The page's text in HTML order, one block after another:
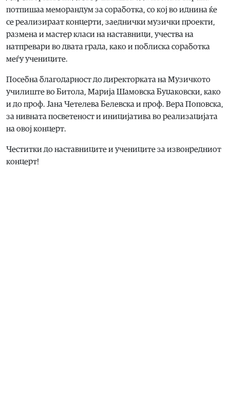
потпишаа меморандум за соработка, со кој во иднина ќе
се реализираат концерти, заеднички музички проекти,
размена и мастер класи на наставници, учества на
натпревари во двата града, како и поблиска соработка
меѓу учениците.
Посебна благодарност до директорката на Музичкото
училиште во Битола, Марија Шамовска Буџаковски, како
и до проф. Јана Четелева Белевска и проф. Вера Поповска,
за нивната посветеност и иницијатива во реализацијата
на овој концерт.
Честитки до наставниците и учениците за извонредниот
концерт!